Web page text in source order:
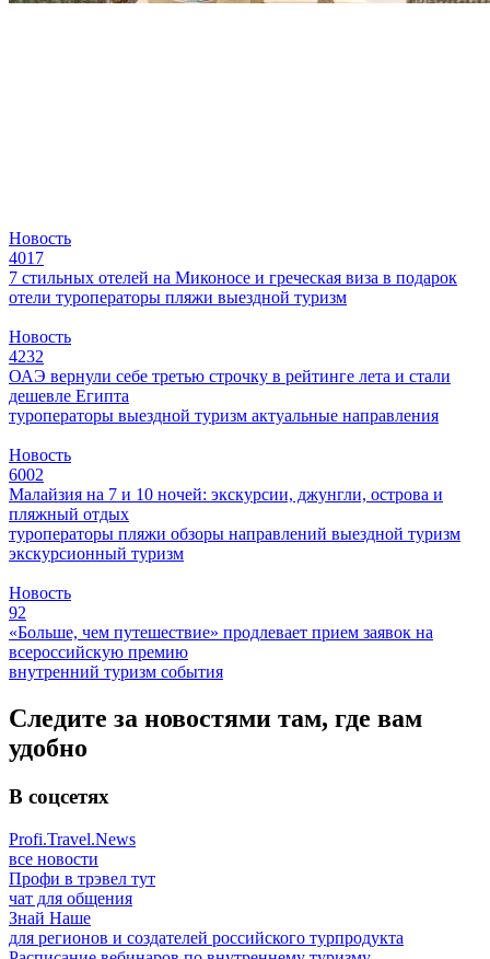
Новость
4017
7 стильных отелей на Миконосе и греческая виза в подарок
отели туроператоры пляжи выездной туризм
Новость
4232
ОАЭ вернули себе третью строчку в рейтинге лета и стали
дешевле Египта
туроператоры выездной туризм актуальные направления
Новость
6002
Малайзия на 7 и 10 ночей: экскурсии, джунгли, острова и
пляжный отдых
туроператоры пляжи обзоры направлений выездной туризм
экскурсионный туризм
Новость
92
«Больше, чем путешествие» продлевает прием заявок на
всероссийскую премию
внутренний туризм события
Следите за новостями там, где вам
удобно
В соцсетях
Profi.Travel.News
все новости
Профи в трэвел тут
чат для общения
Знай Наше
для регионов и создателей российского турпродукта